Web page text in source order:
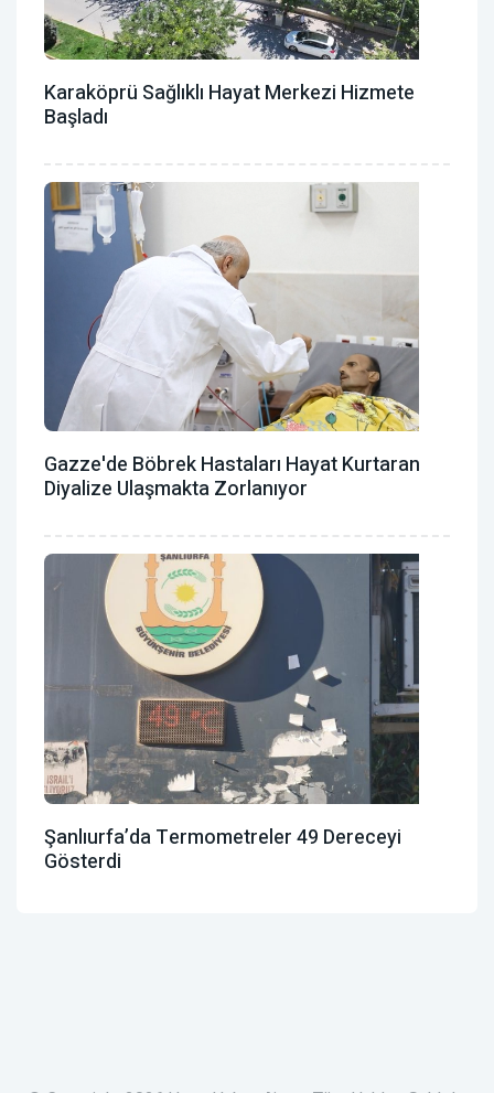
Karaköprü Sağlıklı Hayat Merkezi Hizmete
Başladı
Gazze'de Böbrek Hastaları Hayat Kurtaran
Diyalize Ulaşmakta Zorlanıyor
Şanlıurfa’da Termometreler 49 Dereceyi
Gösterdi